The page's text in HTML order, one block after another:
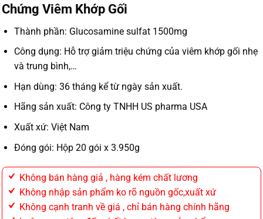
Chứng Viêm Khớp Gối
Thành phần: Glucosamine sulfat 1500mg
Công dụng: Hỗ trợ giảm triệu chứng của viêm khớp gối nhẹ
và trung bình,…
Hạn dùng: 36 tháng kể từ ngày sản xuất.
Hãng sản xuất: Công ty TNHH US pharma USA
Xuất xứ: Việt Nam
Đóng gói: Hộp 20 gói x 3.950g
Không bán hàng giả , hàng kém chất lương
Không nhập sản phẩm ko rõ nguồn gốc,xuất xứ
Không cạnh tranh về giá , chỉ bán hàng chính hãng